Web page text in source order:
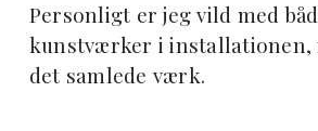
Personligt er jeg vild med
kunstværker i installationen,
det samlede værk.